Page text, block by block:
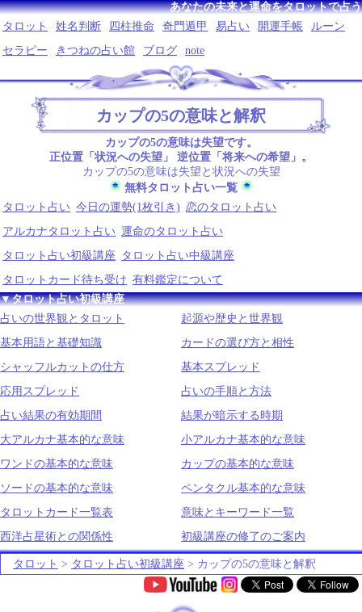
あなたの未来と運命をタロットで占う
タロット
姓名判断 四柱推命 奇門遁甲 易占い 開運手帳
ルーン
セラピー
きつねの占い館 ブログ note
カップの5の意味と解釈
カップの5の意味は失望です。
正位置「状況への失望」 逆位置「将来への希望」。
カップの5の意味は失望と状況への失望
無料タロット占い一覧
タロット占い 今日の運勢(1枚引き) 恋のタロット占い
アルカナタロット占い 運命のタロット占い
タロット占い初級講座
タロット占い中級講座
タロットカード待ち受け 有料鑑定について
▼タロット占い初級講座
占いの世界観とタロット
起源や歴史と世界観
基本用語と基礎知識
カードの選び方と相性
シャッフルカットの仕方
基本スプレッド
応用スプレッド
占いの手順と方法
占い結果の有効期間
結果が暗示する時期
大アルカナ基本的な意味
小アルカナ基本的な意味
ワンドの基本的な意味
カップの基本的な意味
ソードの基本的な意味
ペンタクル基本的な意味
タロットカード一覧表
意味とキーワード一覧
西洋占星術との関係性
初級講座の修了のご案内
タロット > タロット占い初級講座 > カップの5の意味と解釈